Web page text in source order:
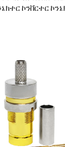
ኮንቨርተር